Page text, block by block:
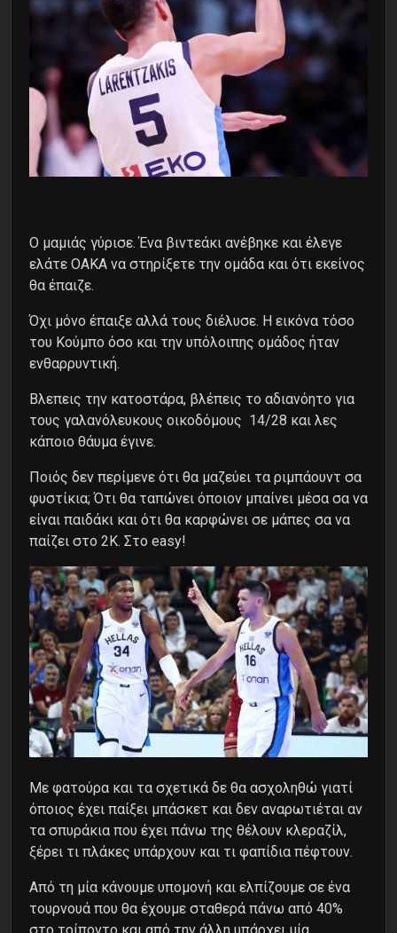
Ο μαμιάς γύρισε. Ένα βιντεάκι ανέβηκε και έλεγε
ελάτε ΟΑΚΑ να στηρίξετε την ομάδα και ότι εκείνος
θα έπαιζε.
Όχι μόνο έπαιξε αλλά τους διέλυσε. Η εικόνα τόσο
του Κούμπο όσο και την υπόλοιπης ομάδος ήταν
ενθαρρυντική.
Βλεπεις την κατοστάρα, βλέπεις το αδιανόητο για
τους γαλανόλευκους οικοδόμους 14/28 και λες
κάποιο θάυμα έγινε.
Ποιός δεν περίμενε ότι θα μαζεύει τα ριμπάουντ σα
φυστίκια; Ότι θα ταπώνει όποιον μπαίνει μέσα σα να
είναι παιδάκι και ότι θα καρφώνει σε μάπες σα να
παίζει στο 2K. Στο easy!
Με φατούρα και τα σχετικά δε θα ασχοληθώ γιατί
όποιος έχει παίξει μπάσκετ και δεν αναρωτιέται αν
τα σπυράκια που έχει πάνω της θέλουν κλεραζίλ,
ξέρει τι πλάκες υπάρχουν και τι φαπίδια πέφτουν.
Από τη μία κάνουμε υπομονή και ελπίζουμε σε ένα
τουρνουά που θα έχουμε σταθερά πάνω από 40%
στο τρίποντο και από την άλλη υπάρχει μία